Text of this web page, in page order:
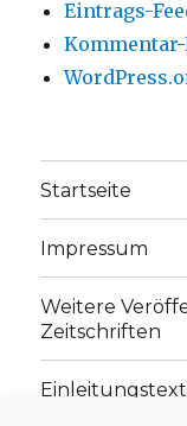
Eintrags-
Kommentar-
Startseite
Impressum
Weitere
Zeitschriften